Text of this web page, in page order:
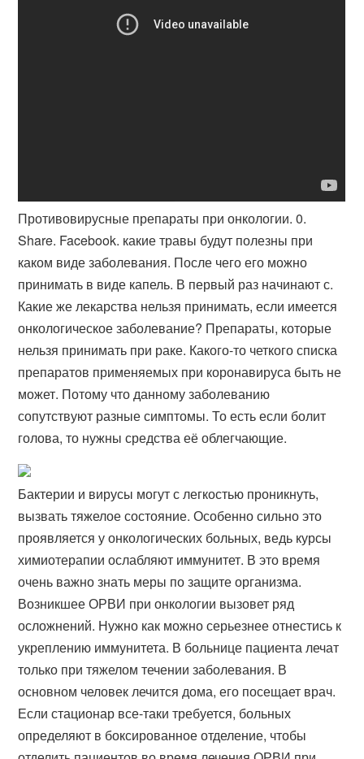
Противовирусные препараты при онкологии. 0.
Share. Facebook. какие травы будут полезны при
каком виде заболевания. После чего его можно
принимать в виде капель. В первый раз начинают с.
Какие же лекарства нельзя принимать, если имеется
онкологическое заболевание? Препараты, которые
нельзя принимать при раке. Какого-то четкого списка
препаратов применяемых при коронавируса быть не
может. Потому что данному заболеванию
сопутствуют разные симптомы. То есть если болит
голова, то нужны средства её облегчающие.
Бактерии и вирусы могут с легкостью проникнуть,
вызвать тяжелое состояние. Особенно сильно это
проявляется у онкологических больных, ведь курсы
химиотерапии ослабляют иммунитет. В это время
очень важно знать меры по защите организма.
Возникшее ОРВИ при онкологии вызовет ряд
осложнений. Нужно как можно серьезнее отнестись к
укреплению иммунитета. В больнице пациента лечат
только при тяжелом течении заболевания. В
основном человек лечится дома, его посещает врач.
Если стационар все-таки требуется, больных
определяют в боксированное отделение, чтобы